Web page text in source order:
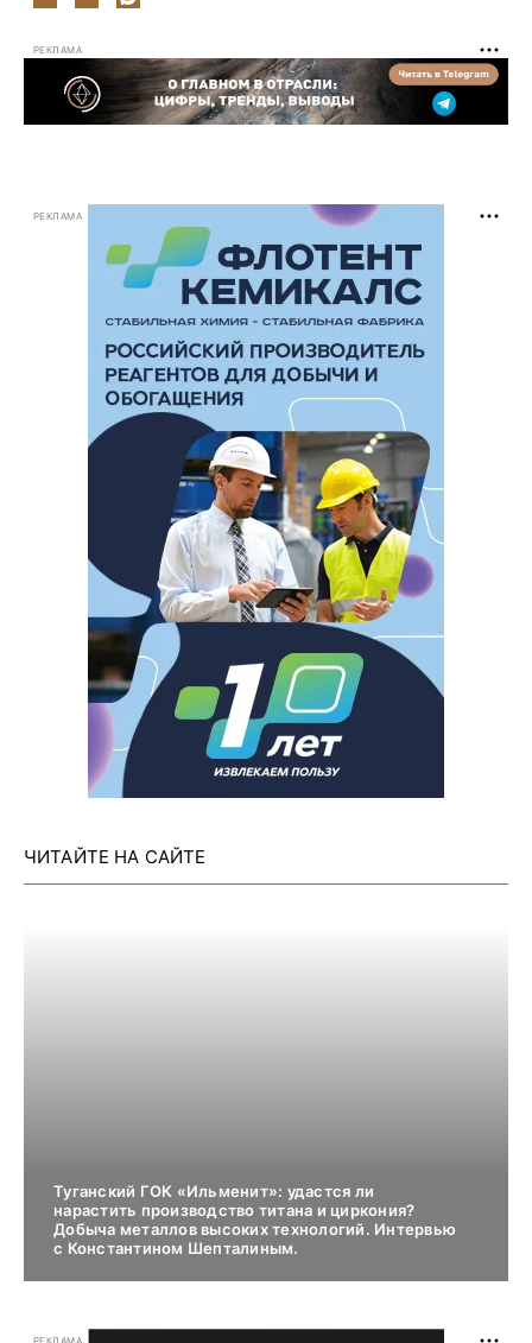
РЕКЛАМА
РЕКЛАМА
ЧИТАЙТЕ НА САЙТЕ
Туганский ГОК «Ильменит»: удастся ли
нарастить производство титана и циркония?
Добыча металлов высоких технологий. Интервью
с Константином Шепталиным.
РЕКЛАМА